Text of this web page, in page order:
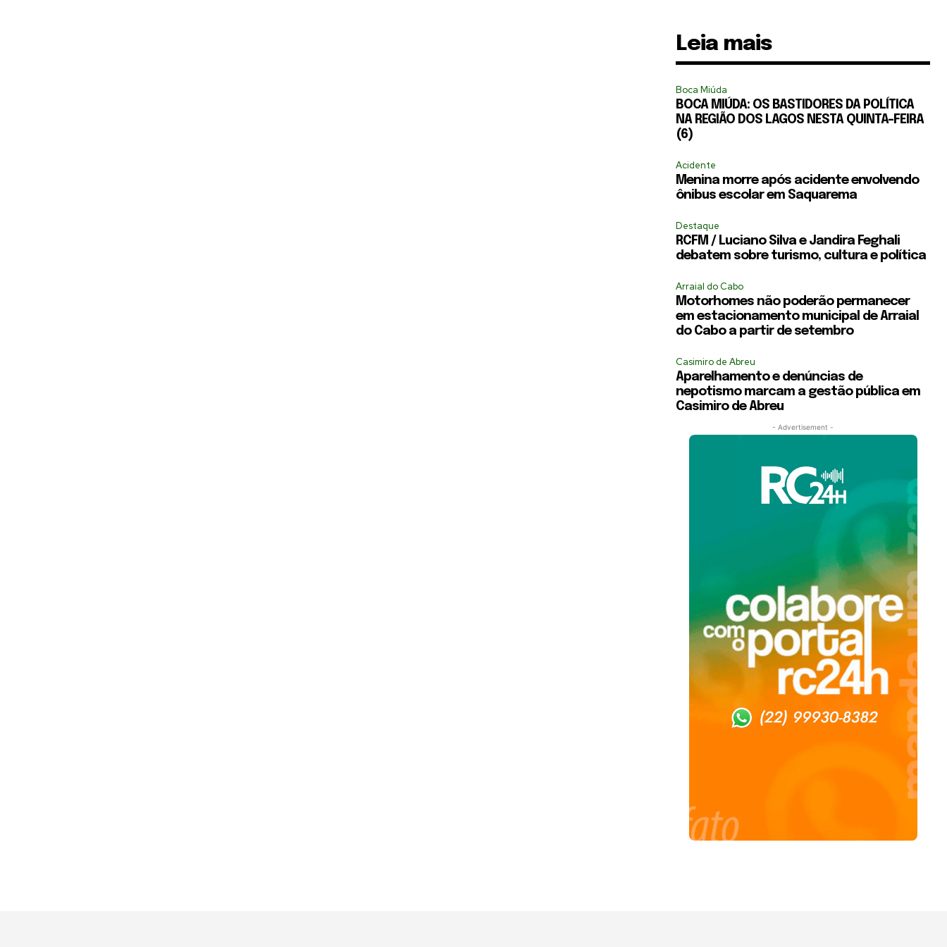
Leia mais
Boca Miúda
BOCA MIÚDA: OS BASTIDORES DA POLÍTICA
NA REGIÃO DOS LAGOS NESTA QUINTA-FEIRA
(6)
Acidente
Menina morre após acidente envolvendo
ônibus escolar em Saquarema
Destaque
RCFM / Luciano Silva e Jandira Feghali
debatem sobre turismo, cultura e política
Arraial do Cabo
Motorhomes não poderão permanecer
em estacionamento municipal de Arraial
do Cabo a partir de setembro
Casimiro de Abreu
Aparelhamento e denúncias de
nepotismo marcam a gestão pública em
Casimiro de Abreu
- Advertisement -